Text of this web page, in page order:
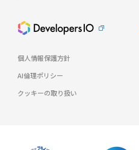
個人情報保護方針
AI倫理ポリシー
クッキーの取り扱い